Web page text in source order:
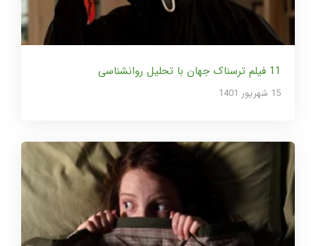
11 فیلم ترسناک جهان با تحلیل روانشناسی
15 شهریور 1401